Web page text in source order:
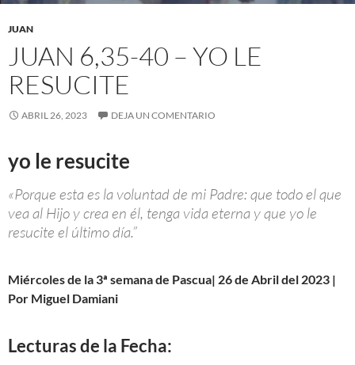
JUAN
JUAN 6,35-40 – YO LE
RESUCITE
ABRIL 26, 2023 DEJA UN COMENTARIO
yo le resucite
«Porque esta es la voluntad de mi Padre: que todo el que
vea al Hijo y crea en él, tenga vida eterna y que yo le
resucite el último día.”
Miércoles de la 3ª semana de Pascua| 26 de Abril del 2023 |
Por Miguel Damiani
Lecturas de la Fecha: